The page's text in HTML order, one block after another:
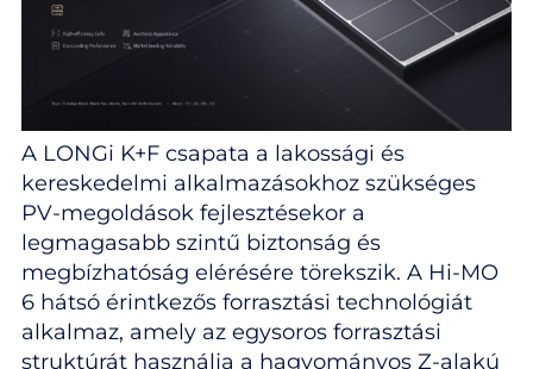
A LONGi K+F csapata a lakossági és
kereskedelmi alkalmazásokhoz szükséges
PV-megoldások fejlesztésekor a
legmagasabb szintű biztonság és
megbízhatóság elérésére törekszik. A Hi-MO
6 hátsó érintkezős forrasztási technológiát
alkalmaz, amely az egysoros forrasztási
struktúrát használja a hagyományos Z-alakú